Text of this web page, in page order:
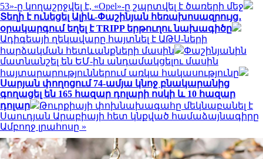
53»-ը կողաշրջվել է, «Opel»-ը շպրտվել է ծառերի մեջ
Տեղի է ունեցել Ալիև-Փաշինյան հեռախոսազրույց․
օրակարգում եղել է TRIPP երթուղու նախագիծը
Ադիգեայի ղեկավարը հայտնել է ԱԹՍ-ների
հարձակման հետևանքների մասին
Փաշինյանին
մատնանշել են ԵՄ-ին անդամակցելու մասին
հայտարարություններում առկա հակասությունը
Սարյան փողոցում 74-ամյա կնոջ բնակարանից
գողացել են 165 հազար դոլարի ոսկի և 10 հազար
դոլար
Թուրքիայի փոխնախագահը մեկնաբանել է
Սաուդյան Արաբիայի հետ կնքված համաձայնագիրը
Ամբողջ լրահոսը »